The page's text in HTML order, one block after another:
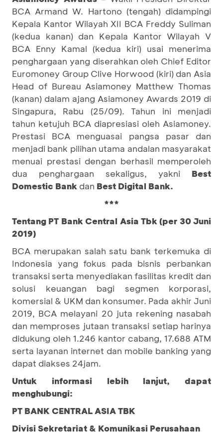
BCA Armand W. Hartono (tengah) didampingi
Kepala Kantor Wilayah XII BCA Freddy Suliman
(kedua kanan) dan Kepala Kantor Wilayah V
BCA Enny Kamal (kedua kiri) usai menerima
penghargaan yang diserahkan oleh Chief Editor
Euromoney Group Clive Horwood (kiri) dan Asia
Head of Bureau Asiamoney Matthew Thomas
(kanan) dalam ajang Asiamoney Awards 2019 di
Singapura, Rabu (25/09). Tahun ini menjadi
tahun ketujuh BCA diapresiasi oleh Asiamoney.
Prestasi BCA menguasai pangsa pasar dan
menjadi bank pilihan utama andalan masyarakat
menuai prestasi dengan berhasil memperoleh
dua penghargaan sekaligus, yakni Best
Domestic Bank dan Best Digital Bank.
***
Tentang PT Bank Central Asia Tbk (per 30 Juni
2019)
BCA merupakan salah satu bank terkemuka di
Indonesia yang fokus pada bisnis perbankan
transaksi serta menyediakan fasilitas kredit dan
solusi keuangan bagi segmen korporasi,
komersial & UKM dan konsumer. Pada akhir Juni
2019, BCA melayani 20 juta rekening nasabah
dan memproses jutaan transaksi setiap harinya
didukung oleh 1.246 kantor cabang, 17.688 ATM
serta layanan internet dan mobile banking yang
dapat diakses 24jam.
Untuk informasi lebih lanjut, dapat
menghubungi:
PT BANK CENTRAL ASIA TBK
Divisi Sekretariat & Komunikasi Perusahaan